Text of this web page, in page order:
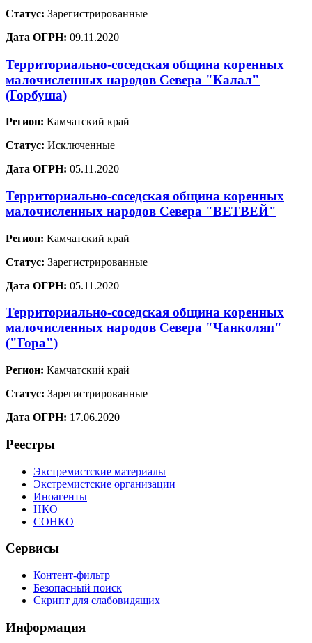
Статус: Зарегистрированные
Дата ОГРН: 09.11.2020
Территориально-соседская община коренных
малочисленных народов Севера "Калал"
(Горбуша)
Регион: Камчатский край
Статус: Исключенные
Дата ОГРН: 05.11.2020
Территориально-соседская община коренных
малочисленных народов Севера "ВЕТВЕЙ"
Регион: Камчатский край
Статус: Зарегистрированные
Дата ОГРН: 05.11.2020
Территориально-соседская община коренных
малочисленных народов Севера "Чанколяп"
("Гора")
Регион: Камчатский край
Статус: Зарегистрированные
Дата ОГРН: 17.06.2020
Реестры
Экстремистские материалы
Экстремистские организации
Иноагенты
НКО
СОНКО
Сервисы
Контент-фильтр
Безопасный поиск
Скрипт для слабовидящих
Информация